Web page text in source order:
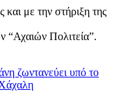
με την στήριξη της
“Αχαιών Πολιτεία”.
ζωντανεύει υπό το